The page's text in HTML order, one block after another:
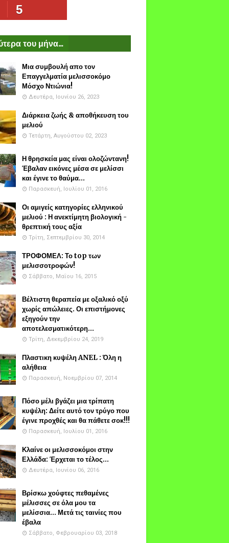
5
του μήνα...
Μια συμβουλή απο τον
Επαγγελματία μελισσοκόμο
Μόσχο Ντιώνια!
Δευτέρα, Ιουνίου 26, 2023
Διάρκεια ζωής & αποθήκευση του
μελιού
Τετάρτη, Αυγούστου 02, 2023
Η θρησκεία μας είναι ολοζώντανη!
Έβαλαν εικόνες μέσα σε μελίσσι
και έγινε το θαύμα...
Παρασκευή, Ιουλίου 01, 2016
Οι αμιγείς κατηγορίες ελληνικού
μελιού : Η ανεκτίμητη βιολογική -
θρεπτική τους αξία
Τρίτη, Σεπτεμβρίου 30, 2014
ΤΡΟΦΟΜΕΛ: Το top των
μελισσοτροφών!
Σάββατο, Μαΐου 16, 2015
Βέλτιστη θεραπεία με οξαλικό οξύ
χωρίς απώλειες. Οι επιστήμονες
εξηγούν την
αποτελεσματικότερη...
Τρίτη, Δεκεμβρίου 24, 2019
Πλαστικη κυψέλη ANEL : Όλη η
αλήθεια
Παρασκευή, Νοεμβρίου 07, 2014
Πόσο μέλι βγάζει μια τρίπατη
κυψέλη: Δείτε αυτό τον τρύγο που
έγινε προχθές και θα πάθετε σοκ!!!
Παρασκευή, Ιουλίου 01, 2016
Κλαίνε οι μελισσοκόμοι στην
Ελλάδα: Έρχεται το τέλος...
Δευτέρα, Ιουνίου 06, 2016
Βρίσκω χούφτες πεθαμένες
μέλισσες σε όλα μου τα
μελίσσια... Μετά τις ταινίες που
έβαλα
Σάββατο, Φεβρουαρίου 03, 2018